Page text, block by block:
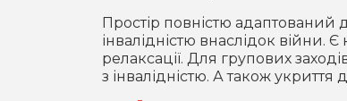
Простір повністю адаптований
інвалідністю внаслідок війни.
релаксації. Для групових
з інвалідністю. А також